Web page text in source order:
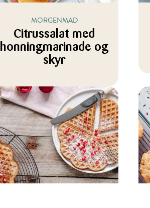
MORGENMAD
Citrussalat med
honningmarinade og
skyr